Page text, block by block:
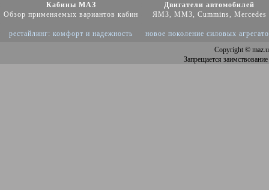
Кабины МАЗ
Обзор применяемых вариантов кабин
рестайлинг: комфорт и надежность
Двигатели автомобилей
ЯМЗ, ММЗ, Cummins, Mercedes
новое поколение силовых
Copyright©
Запрещается